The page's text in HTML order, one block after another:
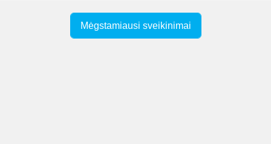
Mėgstamiausi sveikinimai